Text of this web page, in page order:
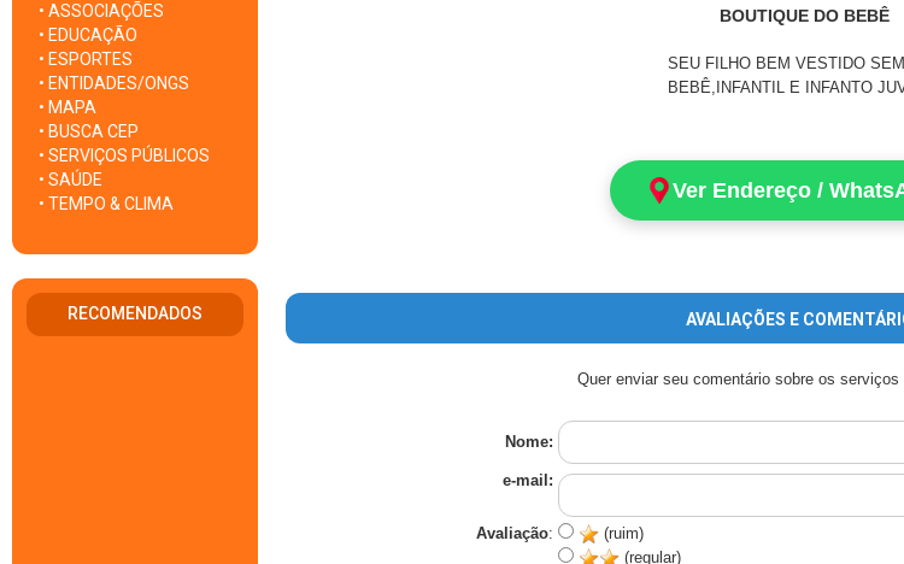
• ASSOCIAÇÕES
• EDUCAÇÃO
• ESPORTES
• ENTIDADES/ONGS
• MAPA
• BUSCA CEP
• SERVIÇOS PÚBLICOS
• SAÚDE
• TEMPO & CLIMA
RECOMENDADOS
BOUTIQUE DO BEBÊ
SEU FILHO BEM VESTIDO
BEBÊ,INFANTIL E INFANTO
Ver Endereço /
AVALIAÇÕES E
Quer enviar seu comentário sobre os
Nome:
e-mail:
Avaliação:
(ruim)
(regular)